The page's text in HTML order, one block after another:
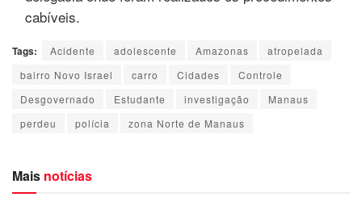
cabíveis.
Tags: Acidente adolescente Amazonas
atropelada
bairro Novo Israel
carro Cidades
Controle
Desgovernado
Estudante investigação
Manaus
perdeu
polícia zona Norte de Manaus
Mais notícias